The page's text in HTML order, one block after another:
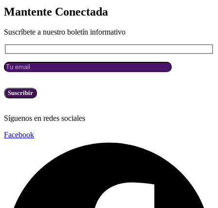
Mantente Conectada
Suscríbete a nuestro boletín informativo
Síguenos en redes sociales
Facebook